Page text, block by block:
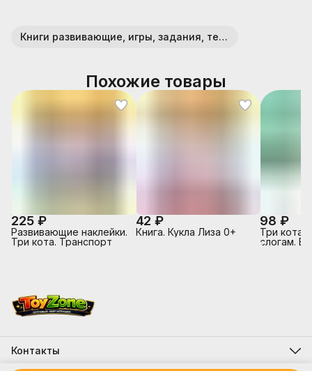
Книги развивающие, игры, задания, тесты
Похожие товары
225 ₽
Развивающие наклейки.
Три кота. Транспорт
42 ₽
Книга. Кукла Лиза 0+
98 ₽
Три кота.
слогам. В
Контакты
Адрес